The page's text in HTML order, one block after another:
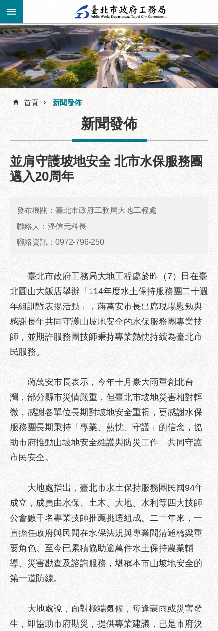
跳到主要內容區塊
進
階
搜
公
告
資
訊
服
機
關
介
政
府
資
訊
公
開
優
良
事
影
音
專
區
性
別
化
性
騷
擾
防
治
廉
園
地
首頁 新聞發佈
新聞發佈
並肩守護坡地安全 北市水保服務團
邁入20周年
發布機關：臺北市政府工務局大地工程處
聯絡人：潘信元科長
聯絡資訊：0972-796-250
臺北市政府工務局大地工程處於昨（7）日在臺
北圓山大飯店舉辦「114年度水土保持服務團二十週
年組訓暨表揚活動」，蔣萬安市長出席現場慰勉與
感謝長年共同守護山坡地安全的水保服務團專業技
師，並期許服務團技師秉持專業熱忱持續為臺北市
民服務。
蔣萬安市長表示，今年十月豪大雨重創北台
灣，部分縣市災情嚴重，但臺北市坡地災害相對輕
微，感謝各單位長期對坡地安全重視，更感謝水保
服務團長期秉持「專業、熱忱、守護」的信念，協
助市府推動山坡地安全維護與防災工作，共同守護
市民安全。
大地處指出，臺北市水土保持服務團民國94年
成立，成員由水保、土木、大地、水利等四大技師
公會數千名專業技師推薦挑選組成。二十年來，一
直擔任政府與民間在水保法規與專業間溝通橋梁重
要角色。至今已累積協助逾萬件水土保持農業輔
導、災害勘查及諮詢服務，堪稱本市山坡地安全的
第一道防線。
大地處說，面對極端氣候，每逢豪雨或災害發
生，即協助市府勘災，提供專業建議，已是市府決